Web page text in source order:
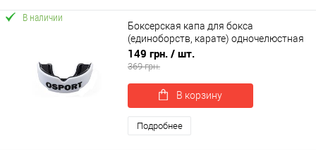
В наличии
Боксерская капа для бокса
(единоборств, карате) одночелюстная
OSPORT (MS 1627)
149 грн. / шт.
369 грн.
В корзину
Подробнее